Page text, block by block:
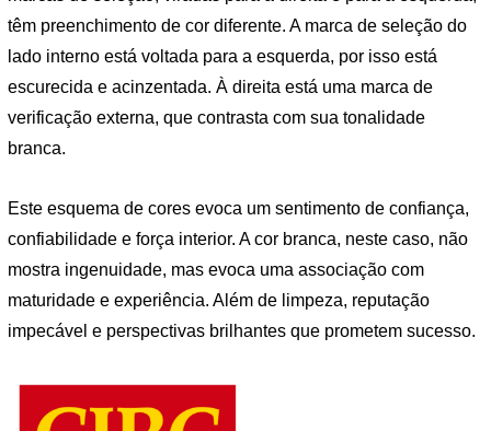
têm preenchimento de cor diferente. A marca de seleção do
lado interno está voltada para a esquerda, por isso está
escurecida e acinzentada. À direita está uma marca de
verificação externa, que contrasta com sua tonalidade
branca.
Este esquema de cores evoca um sentimento de confiança,
confiabilidade e força interior. A cor branca, neste caso, não
mostra ingenuidade, mas evoca uma associação com
maturidade e experiência. Além de limpeza, reputação
impecável e perspectivas brilhantes que prometem sucesso.